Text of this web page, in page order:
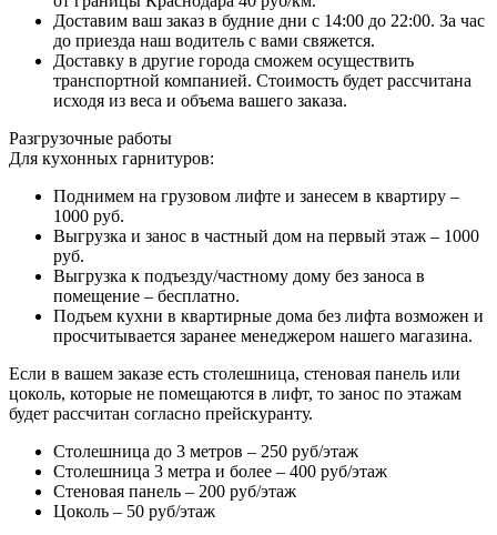
Доставим ваш заказ в будние дни с 14:00 до 22:00. За час
до приезда наш водитель с вами свяжется.
Доставку в другие города сможем осуществить
транспортной компанией. Стоимость будет рассчитана
исходя из веса и объема вашего заказа.
Разгрузочные работы
Для кухонных гарнитуров:
Поднимем на грузовом лифте и занесем в квартиру –
1000 руб.
Выгрузка и занос в частный дом на первый этаж – 1000
руб.
Выгрузка к подъезду/частному дому без заноса в
помещение – бесплатно.
Подъем кухни в квартирные дома без лифта возможен и
просчитывается заранее менеджером нашего магазина.
Если в вашем заказе есть столешница, стеновая панель или
цоколь, которые не помещаются в лифт, то занос по этажам
будет рассчитан согласно прейскуранту.
Столешница до 3 метров – 250 руб/этаж
Столешница 3 метра и более – 400 руб/этаж
Стеновая панель – 200 руб/этаж
Цоколь – 50 руб/этаж